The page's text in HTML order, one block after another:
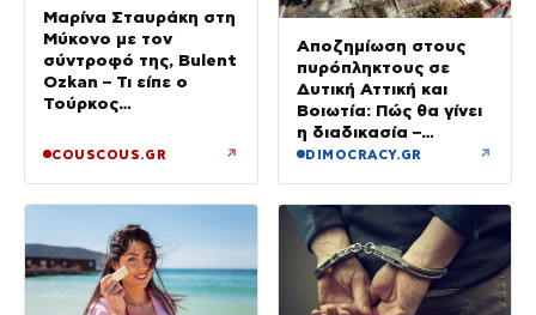
Μαρίνα Σταυράκη στη
Μύκονο με τον
σύντροφό της, Bulent
Ozkan – Τι είπε ο
Τούρκος
κάμερα
COUSCOUS.GR ↗
Αποζημίωση στους
πυρόπληκτους σε
Δυτική Αττική και
Βοιωτία: Πώς θα γίνει
η διαδικασία –
Ξεκινούν τη Δευτέρα
DIMOCRACY.GR ↗